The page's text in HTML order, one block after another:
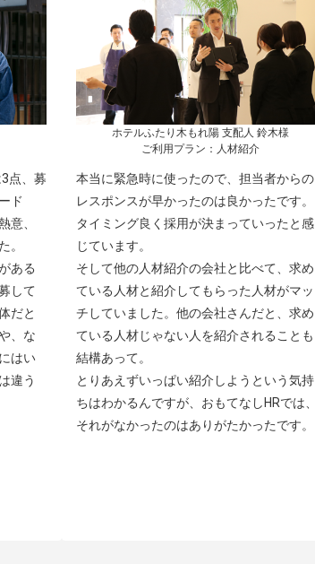
点、募
ド
意、
。
ある
して
だと
、な
はい
違う
ホテルふたり木もれ陽 支配人 鈴木様
ご利用プラン：人材紹介
本当に緊急時に使ったので、担当者からの
レスポンスが早かったのは良かったです。
タイミング良く採用が決まっていったと感
じています。
そして他の人材紹介の会社と比べて、求め
ている人材と紹介してもらった人材がマッ
チしていました。他の会社さんだと、求め
ている人材じゃない人を紹介されることも
結構あって。
とりあえずいっぱい紹介しようという気持
ちはわかるんですが、おもてなしHRでは、
それがなかったのはありがたかったです。